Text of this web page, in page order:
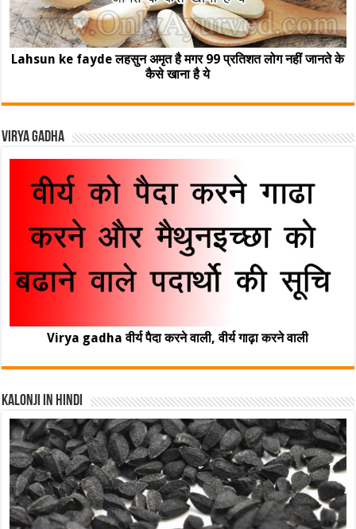
Lahsun ke fayde लहसुन अमृत है मगर 99 प्रतिशत लोग नहीं जानते के
कैसे खाना है ये
Virya Gadha
Virya gadha वीर्य पैदा करने वाली, वीर्य गाढ़ा करने वाली
Kalonji In Hindi